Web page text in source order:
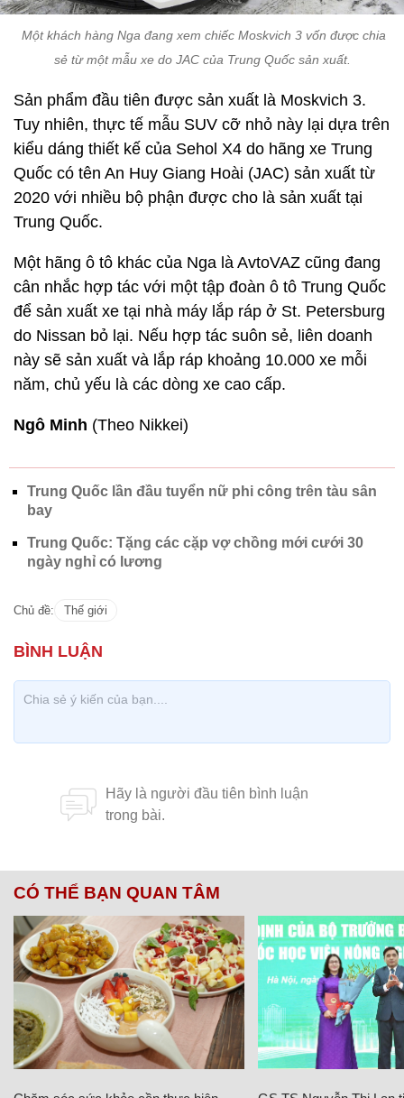
Một khách hàng Nga đang xem chiếc Moskvich 3 vốn được chia
sẻ từ một mẫu xe do JAC của Trung Quốc sản xuất.
Sản phẩm đầu tiên được sản xuất là Moskvich 3.
Tuy nhiên, thực tế mẫu SUV cỡ nhỏ này lại dựa trên
kiểu dáng thiết kế của Sehol X4 do hãng xe Trung
Quốc có tên An Huy Giang Hoài (JAC) sản xuất từ
2020 với nhiều bộ phận được cho là sản xuất tại
Trung Quốc.
Một hãng ô tô khác của Nga là AvtoVAZ cũng đang
cân nhắc hợp tác với một tập đoàn ô tô Trung Quốc
để sản xuất xe tại nhà máy lắp ráp ở St. Petersburg
do Nissan bỏ lại. Nếu hợp tác suôn sẻ, liên doanh
này sẽ sản xuất và lắp ráp khoảng 10.000 xe mỗi
năm, chủ yếu là các dòng xe cao cấp.
Ngô Minh (Theo Nikkei)
Trung Quốc lần đầu tuyển nữ phi công trên tàu sân
bay
Trung Quốc: Tặng các cặp vợ chồng mới cưới 30
ngày nghỉ có lương
Chủ đề: Thế giới
CÓ THỂ BẠN QUAN TÂM